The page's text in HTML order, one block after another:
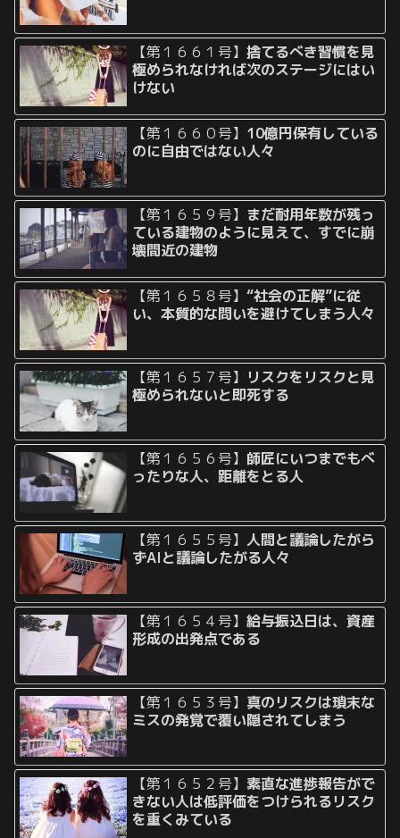
【第１６６１号】捨てるべき習慣を見
極められなければ次のステージにはい
けない
【第１６６０号】 10億円保有している
のに自由ではない人々
【第１６５９号】 まだ耐用年数が残っ
ている建物のように見えて、すでに崩
壊間近の建物
【第１６５８号】“社会の正解”に従
い、本質的な問いを避けてしまう人々
【第１６５７号】 リスクをリスクと見
極められないと即死する
【第１６５６号】 師匠にいつまでもべ
ったりな人、距離をとる人
【第１６５５号】人間と議論したがら
ずAIと議論したがる人々
【第１６５４号】給与振込日は、資産
形成の出発点である
【第１６５３号】 真のリスクは瑣末な
ミスの発覚で覆い隠されてしまう
【第１６５２号】素直な進捗報告がで
きない人は低評価をつけられるリスク
を重くみている